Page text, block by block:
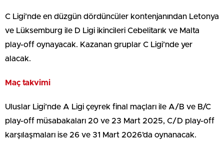
C Ligi’nde en düzgün dördüncüler kontenjanından Letonya
ve Lüksemburg ile D Ligi ikincileri Cebelitarık ve Malta
play-off oynayacak. Kazanan gruplar C Ligi’nde yer
alacak.
Maç takvimi
Uluslar Ligi’nde A Ligi çeyrek final maçları ile A/B ve B/C
play-off müsabakaları 20 ve 23 Mart 2025, C/D play-off
karşılaşmaları ise 26 ve 31 Mart 2026’da oynanacak.